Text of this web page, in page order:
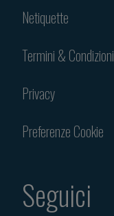
Netiquette
Termini & Condizioni
Privacy
Preferenze Cookie
Seguici